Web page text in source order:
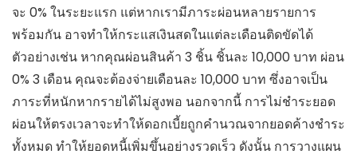
จะ 0% ในระยะแรก แต่หากเรามีภาระผ่อนหลายรายการ
พร้อมกัน อาจทำให้กระแสเงินสดในแต่ละเดือนติดขัดได้
ตัวอย่างเช่น หากคุณผ่อนสินค้า 3 ชิ้น ชิ้นละ 10,000 บาท ผ่อน
0% 3 เดือน คุณจะต้องจ่ายเดือนละ 10,000 บาท ซึ่งอาจเป็น
ภาระที่หนักหากรายได้ไม่สูงพอ นอกจากนี้ การไม่ชำระยอด
ผ่อนให้ตรงเวลาจะทำให้ดอกเบี้ยถูกคำนวณจากยอดค้างชำระ
ทั้งหมด ทำให้ยอดหนี้เพิ่มขึ้นอย่างรวดเร็ว ดังนั้น การวางแผน